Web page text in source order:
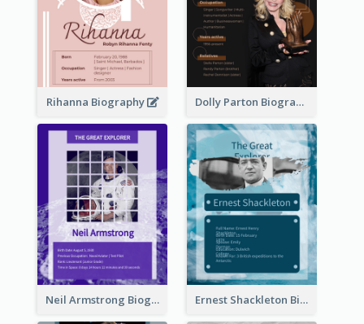
Rihanna Biography Dolly Parton Biography
Neil Armstrong Biography Ernest Shackleton Biography